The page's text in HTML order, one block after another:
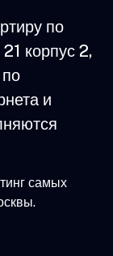
по
корпус 2,
и
самых